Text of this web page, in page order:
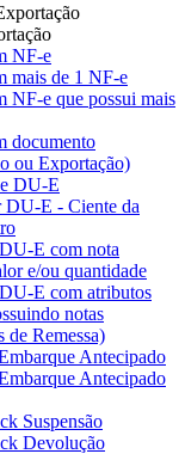
NF-e
mais de 1 NF-e
NF-e que possui mais
documento
ou Exportação)
DU-E
DU-E - Ciente da
E com nota
e/ou quantidade
E com atributos
notas
de Remessa)
Antecipado
Antecipado
Suspensão
Devolução